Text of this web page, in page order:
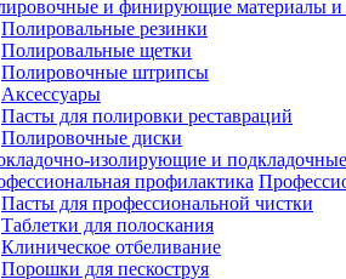
Полировальные резинки
Полировальные щетки
Полировочные штрипсы
Аксессуары
Пасты для полировки реставраций
Полировочные диски
Пасты для профессиональной чистки
Таблетки для полоскания
Клиническое отбеливание
Порошки для пескоструя